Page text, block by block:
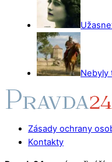
Nebyly
Zásady ochrany
Kontakty